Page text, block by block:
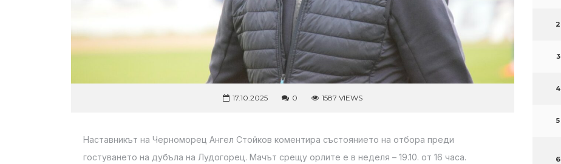
17.10.2025 0 1587 VIEWS
Наставникът на Черноморец Ангел Стойков коментира състоянието на отбора преди
гостуването на дубъла на Лудогорец. Мачът срещу орлите е в неделя – 19.10. от 16 часа.
2
3
4
5
6